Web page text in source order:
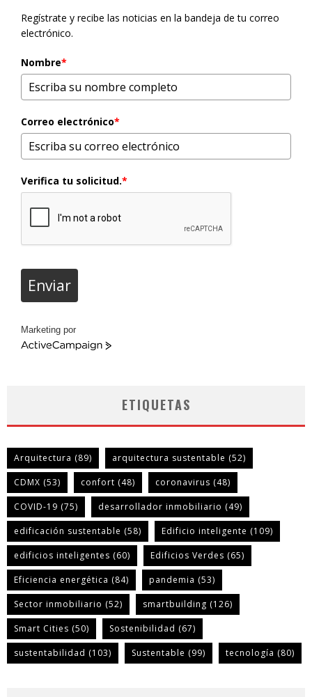
Regístrate y recibe las noticias en la bandeja de tu correo
electrónico.
Nombre*
Correo electrónico*
Verifica tu solicitud.*
Enviar
Marketing por
ActiveCampaign
ETIQUETAS
Arquitectura (89) arquitectura sustentable (52)
CDMX (53) confort (48) coronavirus (48)
COVID-19 (75) desarrollador inmobiliario (49)
edificación sustentable (58) Edificio inteligente (109)
edificios inteligentes (60) Edificios Verdes (65)
Eficiencia energética (84) pandemia (53)
Sector inmobiliario (52) smartbuilding (126)
Smart Cities (50) Sostenibilidad (67)
sustentabilidad (103) Sustentable (99) tecnología (80)